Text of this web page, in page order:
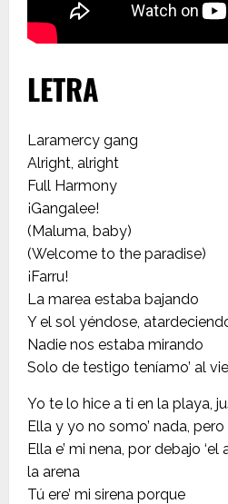
LETRA
Laramercy gang
Alright, alright
Full Harmony
¡Gangalee!
(Maluma, baby)
(Welcome to the paradise)
¡Farru!
La marea estaba bajando
Y el sol yéndose,
Nadie nos estaba mirando
Solo de testigo teníamo’ al
Yo te lo hice a ti en la playa,
Ella y yo no somo’ nada,
Ella e’ mi nena, por debajo
la arena
Tú ere’ mi sirena porque